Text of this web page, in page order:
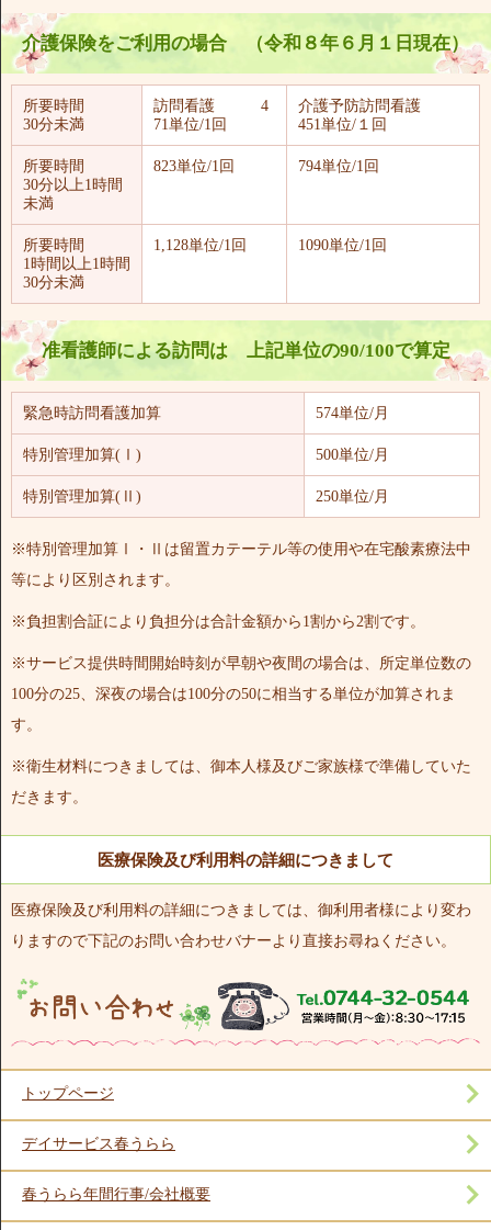
介護保険をご利用の場合 （令和８年６月１日現在）
所要時間
30分未満
訪問看護 4
71単位/1回
介護予防訪問看護
451単位/１回
所要時間
30分以上1時間
未満
823単位/1回 794単位/1回
所要時間
1時間以上1時間
30分未満
1,128単位/1回 1090単位/1回
准看護師による訪問は 上記単位の90/100で算定
緊急時訪問看護加算 574単位/月
特別管理加算(Ⅰ) 500単位/月
特別管理加算(Ⅱ) 250単位/月
※特別管理加算Ⅰ・Ⅱは留置カテーテル等の使用や在宅酸素療法中
等により区別されます。
※負担割合証により負担分は合計金額から1割から2割です。
※サービス提供時間開始時刻が早朝や夜間の場合は、所定単位数の
100分の25、深夜の場合は100分の50に相当する単位が加算されま
す。
※衛生材料につきましては、御本人様及びご家族様で準備していた
だきます。
医療保険及び利用料の詳細につきまして
医療保険及び利用料の詳細につきましては、御利用者様により変わ
りますので下記のお問い合わせバナーより直接お尋ねください。
トップページ
デイサービス春うらら
春うらら年間行事/会社概要